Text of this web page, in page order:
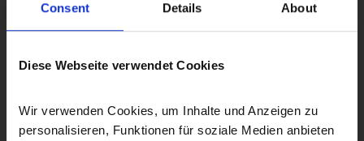
Consent Details About
Diese Webseite verwendet Cookies
Wir verwenden Cookies, um Inhalte und Anzeigen zu
personalisieren, Funktionen für soziale Medien anbieten
Bonitätsprüfung der Interessenten
Zusammenstellung aller benötigten Unterlagen
Erstellung des Energieausweises